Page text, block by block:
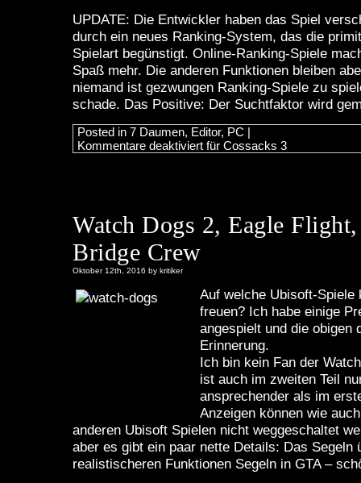
UPDATE: Die Entwickler haben das Spiel
durch ein neues Ranking-System, das die
Spielart begünstigt. Online-Ranking-Spiele
Spaß mehr. Die anderen Funktionen bleiben
niemand ist gezwungen Ranking-Spiele zu
schade. Das Positive: Der Suchtfaktor wird
Posted in 7 Daumen, Editor, PC |
Kommentare deaktiviert für Cossacks 3
Watch Dogs 2, Eagle
Bridge Crew
Oktober 12th, 2016 by kritiker
Auf welche Ubisoft-Spiele
freuen? Ich habe einige
angespielt und die obigen
Erinnerung.
Ich bin kein Fan der
ist auch im zweiten Teil
ansprechender als im
Anzeigen können wie
anderen Ubisoft Spielen nicht weggeschaltet
aber es gibt ein paar nette Details: Das Segeln
realistischeren Funktionen Segeln in GTA –